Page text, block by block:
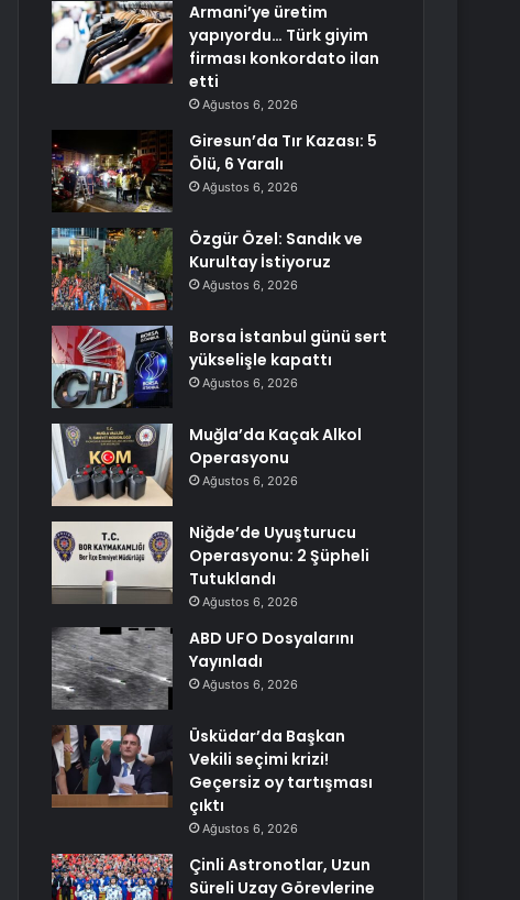
Armani’ye üretim
yapıyordu… Türk giyim
firması konkordato ilan
etti
Ağustos 6, 2026
Giresun’da Tır Kazası: 5
Ölü, 6 Yaralı
Ağustos 6, 2026
Özgür Özel: Sandık ve
Kurultay İstiyoruz
Ağustos 6, 2026
Borsa İstanbul günü sert
yükselişle kapattı
Ağustos 6, 2026
Muğla’da Kaçak Alkol
Operasyonu
Ağustos 6, 2026
Niğde’de Uyuşturucu
Operasyonu: 2 Şüpheli
Tutuklandı
Ağustos 6, 2026
ABD UFO Dosyalarını
Yayınladı
Ağustos 6, 2026
Üsküdar’da Başkan
Vekili seçimi krizi!
Geçersiz oy tartışması
çıktı
Ağustos 6, 2026
Çinli Astronotlar, Uzun
Süreli Uzay Görevlerine